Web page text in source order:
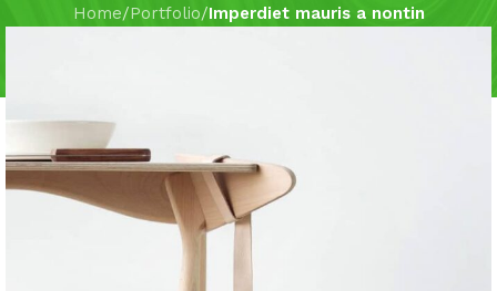
Home/Portfolio/Imperdiet mauris a nontin